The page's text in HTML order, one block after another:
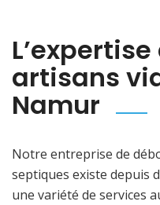
artisans
Namur
Notre entreprise de
septiques existe depuis
une variété de services